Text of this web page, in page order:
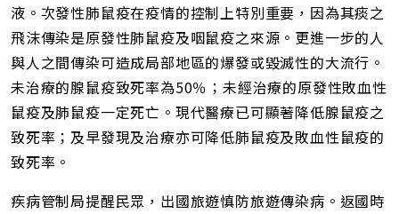
液。次發性肺鼠疫在疫情的控制上特別重要，因為其痰之
飛沫傳染是原發性肺鼠疫及咽鼠疫之來源。更進一步的人
與人之間傳染可造成局部地區的爆發或毀滅性的大流行。
未治療的腺鼠疫致死率為50％；未經治療的原發性敗血性
鼠疫及肺鼠疫一定死亡。現代醫療已可顯著降低腺鼠疫之
致死率；及早發現及治療亦可降低肺鼠疫及敗血性鼠疫的
致死率。
疾病管制局提醒民眾，出國旅遊慎防旅遊傳染病。返國時